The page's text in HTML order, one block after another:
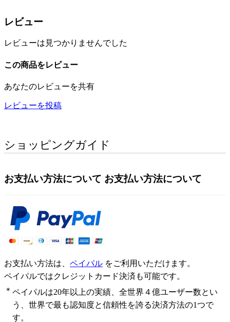
レビュー
レビューは見つかりませんでした
この商品をレビュー
あなたのレビューを共有
レビューを投稿
ショッピングガイド
お支払い方法について お支払い方法について
お支払い方法は、 ペイパル をご利用いただけます。
ペイパルではクレジットカード決済も可能です。
＊ ペイパルは20年以上の実績、全世界４億ユーザー数とい
う、世界で最も認知度と信頼性を誇る決済方法の1つで
す。